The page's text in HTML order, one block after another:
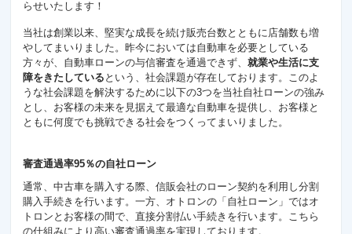
らせいたします！
当社は創業以来、堅実な成長を続け販売台数とともに店舗数も増
やしてまいりました。昨今においては自動車を必要としている
方々が、自動車ローンの与信審査を通過できず、就業や生活に支
障をきたしている という、社会課題が存在しております。このよ
うな社会課題を解決するために以下の3つを当社自社ローンの強み
とし、お客様の未来を見据えて最適な自動車を提供し、お客様と
ともに何度でも挑戦できる社会をつくってまいりました。
審査通過率95％の自社ローン
通常、中古車を購入する際、信販会社のローン契約を利用し分割
購入手続きを行います。一方、オトロンの「自社ローン」ではオ
トロンとお客様の間で、直接分割払い手続きを行います。こちら
の仕組みにより高い審査通過率を実現しております。